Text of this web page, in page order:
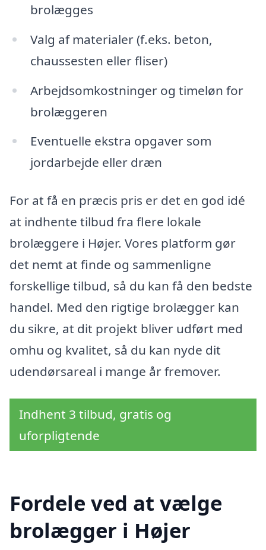
brolægges
Valg af materialer (f.eks. beton,
chaussesten eller fliser)
Arbejdsomkostninger og timeløn for
brolæggeren
Eventuelle ekstra opgaver som
jordarbejde eller dræn
For at få en præcis pris er det en god idé
at indhente tilbud fra flere lokale
brolæggere i Højer. Vores platform gør
det nemt at finde og sammenligne
forskellige tilbud, så du kan få den bedste
handel. Med den rigtige brolægger kan
du sikre, at dit projekt bliver udført med
omhu og kvalitet, så du kan nyde dit
udendørsareal i mange år fremover.
Indhent 3 tilbud, gratis og
uforpligtende
Fordele ved at vælge
brolægger i Højer